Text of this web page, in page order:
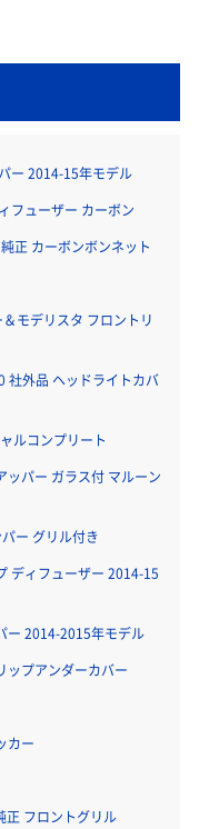
ー 2014-15年モデル
フューザー カーボン
正 カーボンボンネット
モデリスタ フロントリ
社外品 ヘッドライトカバ
ルコンプリート
ッパー ガラス付 マルーン
ー グリル付き
ディフューザー 2014-15
ー 2014-2015年モデル
ップアンダーカバー
カー
正 フロントグリル